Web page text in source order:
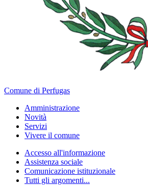
Comune di Perfugas
Amministrazione
Novità
Servizi
Vivere il comune
Accesso all'informazione
Assistenza sociale
Comunicazione istituzionale
Tutti gli argomenti...